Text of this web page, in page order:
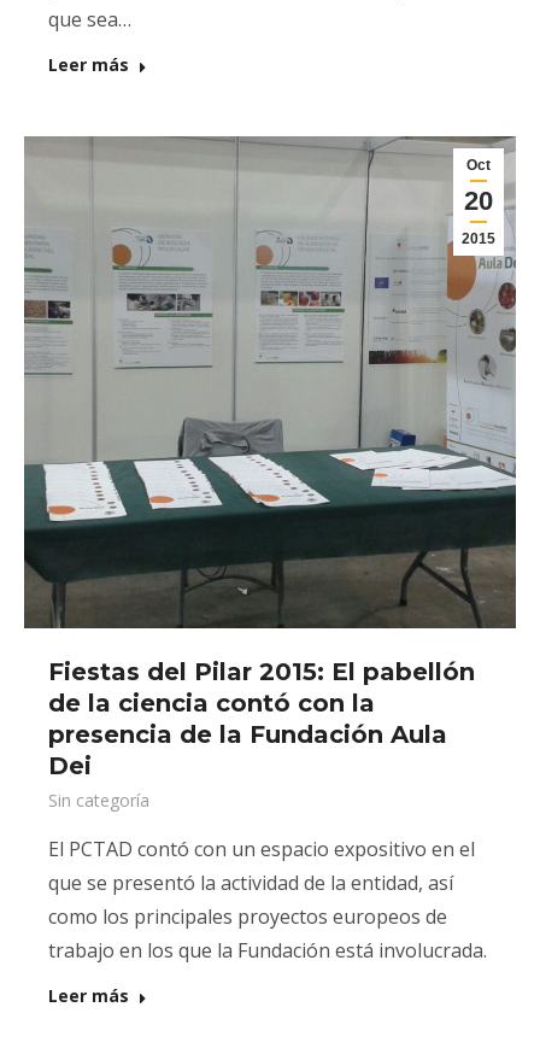
que sea…
Leer más
Oct
20
2015
Fiestas del Pilar 2015: El pabellón
de la ciencia contó con la
presencia de la Fundación Aula
Dei
Sin categoría
El PCTAD contó con un espacio expositivo en el
que se presentó la actividad de la entidad, así
como los principales proyectos europeos de
trabajo en los que la Fundación está involucrada.
Leer más